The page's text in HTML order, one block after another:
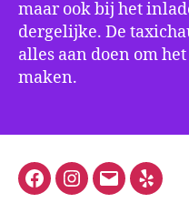
maar ook bij het
dergelijke. De
alles aan doen om
maken.
FacebookInstagram
E-
Yelp